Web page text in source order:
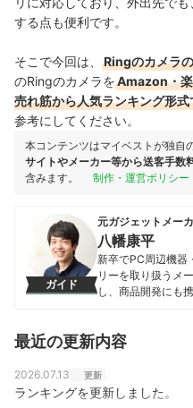
する点も便利です。
そこで今回は、 Ringのカメラ
のRingのカメラをAmazon・
売れ筋から人気ランキング形式
参考にしてください。
本コンテンツはマイベストが独自
サイトやメーカー等から送客手数
含みます。
制作・運営ポリシー
ガイド
元ガジェットメー
八幡康平
新卒でPC周辺機器
リーを取り扱うメ
し、商品開発にも
家電を中心に幅広
りに合った選択肢
けて、コンテンツ
最近の更新内容
2026.07.13 更新
ランキングを更新しました。